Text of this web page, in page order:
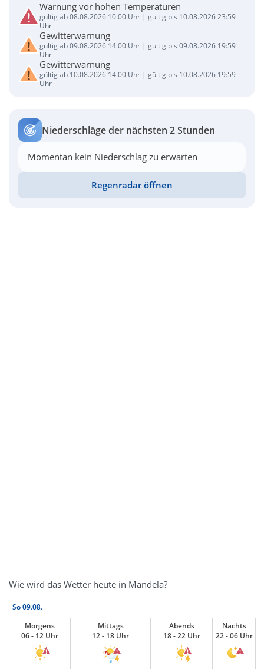
Warnung vor hohen Temperaturen
gültig ab 08.08.2026 10:00 Uhr | gültig bis 10.08.2026 23:59
Uhr
Gewitterwarnung
gültig ab 09.08.2026 14:00 Uhr | gültig bis 09.08.2026 19:59
Uhr
Gewitterwarnung
gültig ab 10.08.2026 14:00 Uhr | gültig bis 10.08.2026 19:59
Uhr
Niederschläge der nächsten 2 Stunden
Momentan kein Niederschlag zu erwarten
Regenradar öffnen
Wie wird das Wetter heute in Mandela?
So09.08.
Morgens
06 - 12 Uhr
Mittags
12 - 18 Uhr
Abends
18 - 22 Uhr
Nachts
22 - 06 Uhr